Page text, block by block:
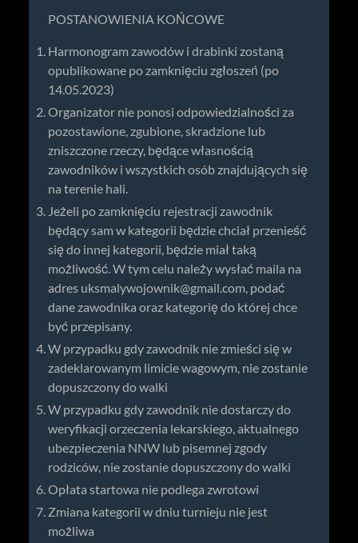
POSTANOWIENIA KOŃCOWE
Harmonogram zawodów i drabinki zostaną
opublikowane po zamknięciu zgłoszeń (po
14.05.2023)
Organizator nie ponosi odpowiedzialności za
pozostawione, zgubione, skradzione lub
zniszczone rzeczy, będące własnością
zawodników i wszystkich osób znajdujących się
na terenie hali.
Jeżeli po zamknięciu rejestracji zawodnik
będący sam w kategorii będzie chciał przenieść
się do innej kategorii, będzie miał taką
możliwość. W tym celu należy wysłać maila na
adres uksmalywojownik@gmail.com, podać
dane zawodnika oraz kategorię do której chce
być przepisany.
W przypadku gdy zawodnik nie zmieści się w
zadeklarowanym limicie wagowym, nie zostanie
dopuszczony do walki
W przypadku gdy zawodnik nie dostarczy do
weryfikacji orzeczenia lekarskiego, aktualnego
ubezpieczenia NNW lub pisemnej zgody
rodziców, nie zostanie dopuszczony do walki
Opłata startowa nie podlega zwrotowi
Zmiana kategorii w dniu turnieju nie jest
możliwa